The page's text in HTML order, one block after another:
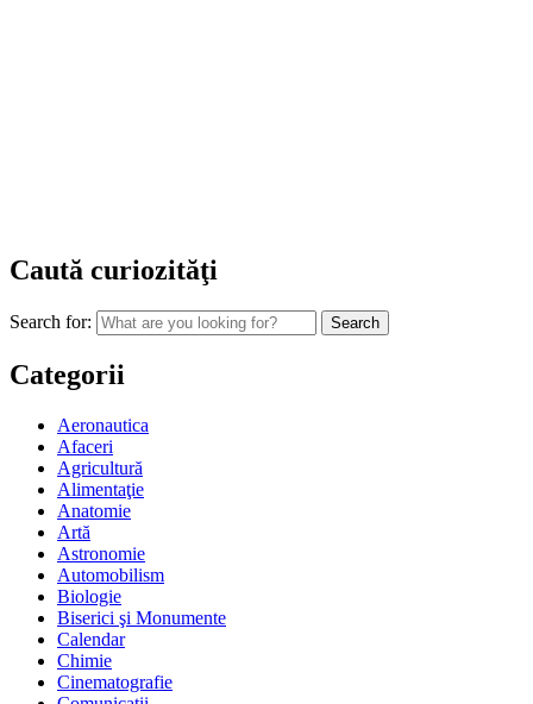
Caută curiozităţi
Search for:
Categorii
Aeronautica
Afaceri
Agricultură
Alimentaţie
Anatomie
Artă
Astronomie
Automobilism
Biologie
Biserici şi Monumente
Calendar
Chimie
Cinematografie